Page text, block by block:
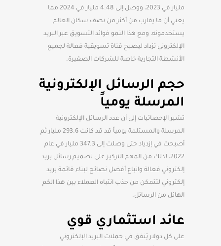
مليار في 2023، ووصل إلى 4.48 مليار في 2024 مما
يعني أن ما يقارب من أكثر من نصف سكان العالم
يستخدمونه، ومع هذا النمو فوائد التسويق عبر البريد
الإلكتروني تزداد ليصبح قناة تسويقية فعالة لجميع
الأنشطة التجارية خاصة للشركات الصغيرة.
حجم الرسائل الإلكترونية
المرسلة يومياً
تشير الإحصائيات إلى أن عدد الرسائل الإلكترونية
المرسلة والمستلمة يومياً قد قد كانت 293.6 مليار ثم
أصبحت في إزدياد حتى وصلت إلى 347.3 مليار في عام
2022، لذلك من المهم التركيز على تصميم رسائل بريد
إلكتروني فعالة واتباع أفضل نصائح لبناء قائمة بريد
إلكتروني لتتمكن من جذب انتباه العملاء بين هذا الكم
الهائل من الرسائل.
عائد استثماري قوي
على كل دولار يُنفق في حملات البريد الإلكتروني